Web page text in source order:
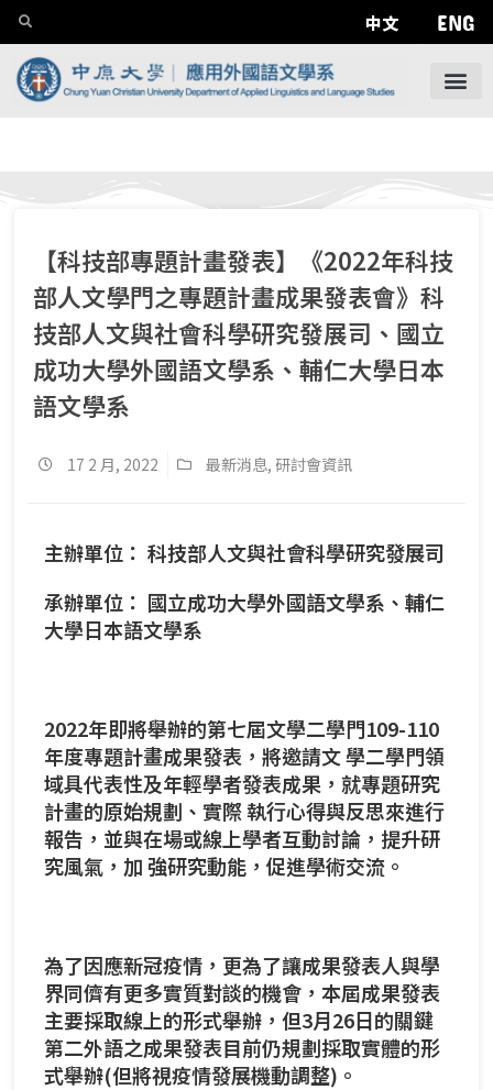
中文 ENG
【科技部專題計畫發表】《2022年科技
部人文學門之專題計畫成果發表會》科
技部人文與社會科學研究發展司、國立
成功大學外國語文學系、輔仁大學日本
語文學系
17 2 月, 2022 最新消息, 研討會資訊
主辦單位： 科技部人文與社會科學研究發展司
承辦單位： 國立成功大學外國語文學系、輔仁
大學日本語文學系
2022年即將舉辦的第七屆文學二學門109-110
年度專題計畫成果發表，將邀請文 學二學門領
域具代表性及年輕學者發表成果，就專題研究
計畫的原始規劃、實際 執行心得與反思來進行
報告，並與在場或線上學者互動討論，提升研
究風氣，加 強研究動能，促進學術交流。
為了因應新冠疫情，更為了讓成果發表人與學
界同儕有更多實質對談的機會，本屆成果發表
主要採取線上的形式舉辦，但3月26日的關鍵
第二外語之成果發表目前仍規劃採取實體的形
式舉辦(但將視疫情發展機動調整)。